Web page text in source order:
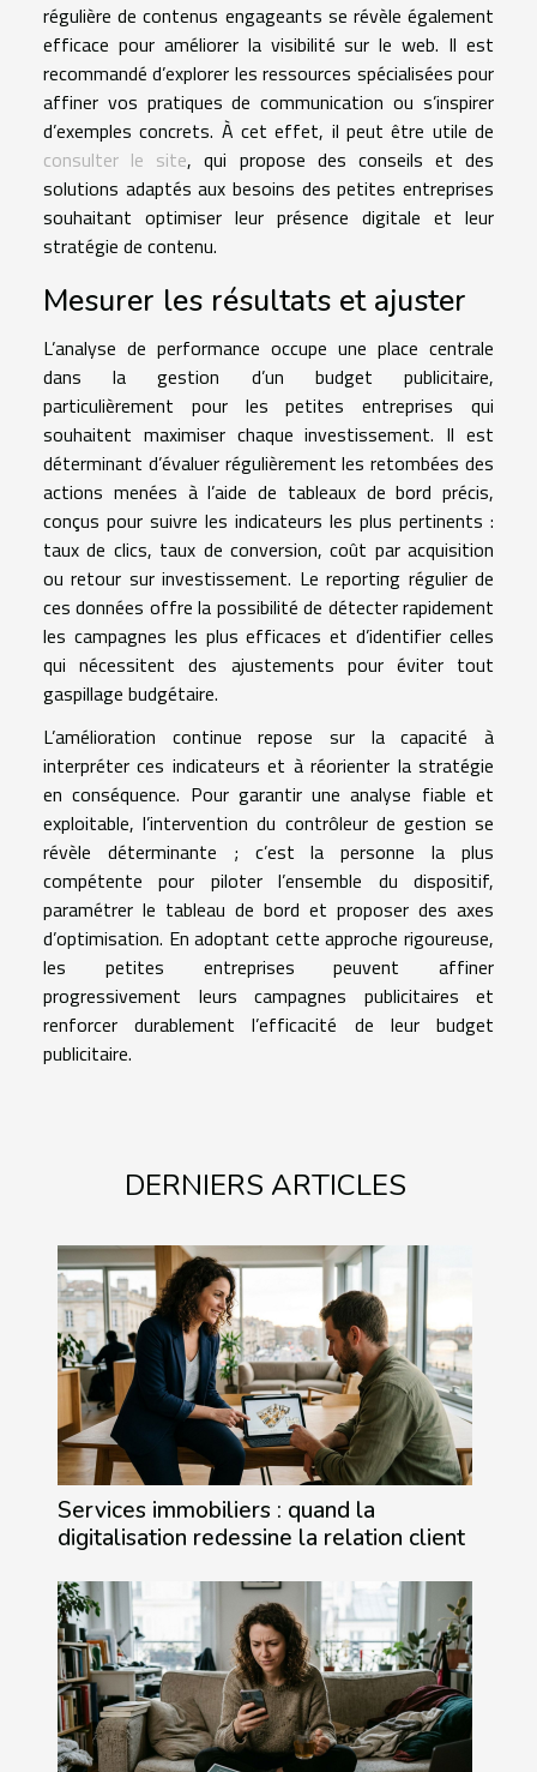
régulière de contenus engageants se révèle également
efficace pour améliorer la visibilité sur le web. Il est
recommandé d’explorer les ressources spécialisées pour
affiner vos pratiques de communication ou s’inspirer
d’exemples concrets. À cet effet, il peut être utile de
consulter le site, qui propose des conseils et des
solutions adaptés aux besoins des petites entreprises
souhaitant optimiser leur présence digitale et leur
stratégie de contenu.
Mesurer les résultats et ajuster
L’analyse de performance occupe une place centrale
dans la gestion d’un budget publicitaire,
particulièrement pour les petites entreprises qui
souhaitent maximiser chaque investissement. Il est
déterminant d’évaluer régulièrement les retombées des
actions menées à l’aide de tableaux de bord précis,
conçus pour suivre les indicateurs les plus pertinents :
taux de clics, taux de conversion, coût par acquisition
ou retour sur investissement. Le reporting régulier de
ces données offre la possibilité de détecter rapidement
les campagnes les plus efficaces et d’identifier celles
qui nécessitent des ajustements pour éviter tout
gaspillage budgétaire.
L’amélioration continue repose sur la capacité à
interpréter ces indicateurs et à réorienter la stratégie
en conséquence. Pour garantir une analyse fiable et
exploitable, l’intervention du contrôleur de gestion se
révèle déterminante ; c’est la personne la plus
compétente pour piloter l’ensemble du dispositif,
paramétrer le tableau de bord et proposer des axes
d’optimisation. En adoptant cette approche rigoureuse,
les petites entreprises peuvent affiner
progressivement leurs campagnes publicitaires et
renforcer durablement l’efficacité de leur budget
publicitaire.
DERNIERS ARTICLES
Services immobiliers : quand la
digitalisation redessine la relation client